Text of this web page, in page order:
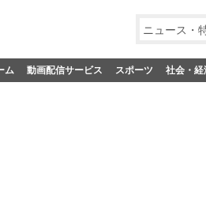
ニュース・
ム 動画配信サービス スポーツ 社会・経